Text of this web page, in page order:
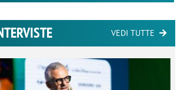
VEDI TUTTE